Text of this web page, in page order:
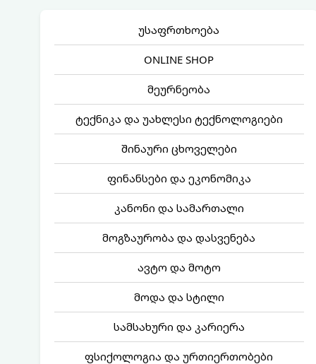
უსაფრთხოება
ONLINE SHOP
მეურნეობა
ტექნიკა და უახლესი ტექნოლოგიები
შინაური ცხოველები
ფინანსები და ეკონომიკა
კანონი და სამართალი
მოგზაურობა და დასვენება
ავტო და მოტო
მოდა და სტილი
სამსახური და კარიერა
ფსიქოლოგია და ურთიერთობები